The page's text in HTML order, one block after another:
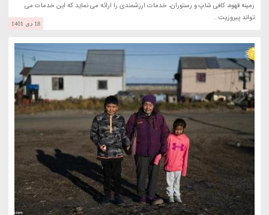
زمینه قهوه، کافی شاپ و رستوران، خدمات ارزشمندی را ارائه می نماید که این خدمات می
تواند پیروزیت...
18 دی 1401